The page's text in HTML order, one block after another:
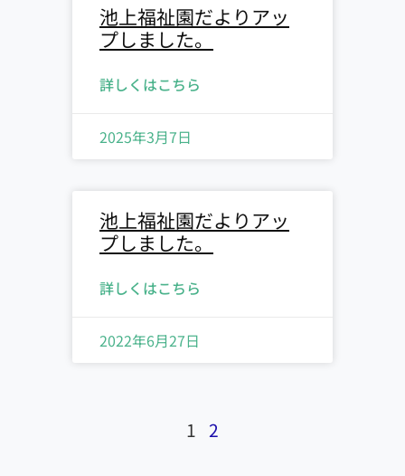
池上福祉園だよりアッ
プしました。
詳しくはこちら
2025年3月7日
池上福祉園だよりアッ
プしました。
詳しくはこちら
2022年6月27日
1 2